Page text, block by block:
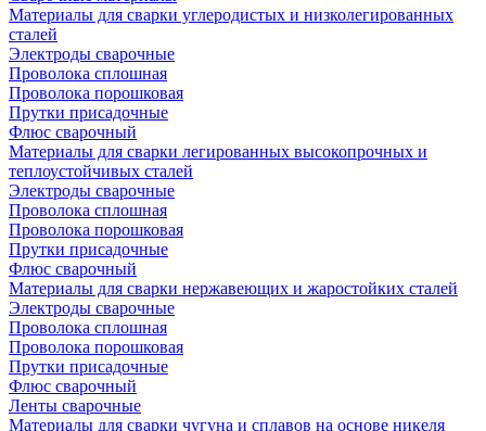
Материалы для сварки углеродистых и низколегированных
сталей
Электроды сварочные
Проволока сплошная
Проволока порошковая
Прутки присадочные
Флюс сварочный
Материалы для сварки легированных высокопрочных и
теплоустойчивых сталей
Электроды сварочные
Проволока сплошная
Проволока порошковая
Прутки присадочные
Флюс сварочный
Материалы для сварки нержавеющих и жаростойких сталей
Электроды сварочные
Проволока сплошная
Проволока порошковая
Прутки присадочные
Флюс сварочный
Ленты сварочные
Материалы для сварки чугуна и сплавов на основе никеля